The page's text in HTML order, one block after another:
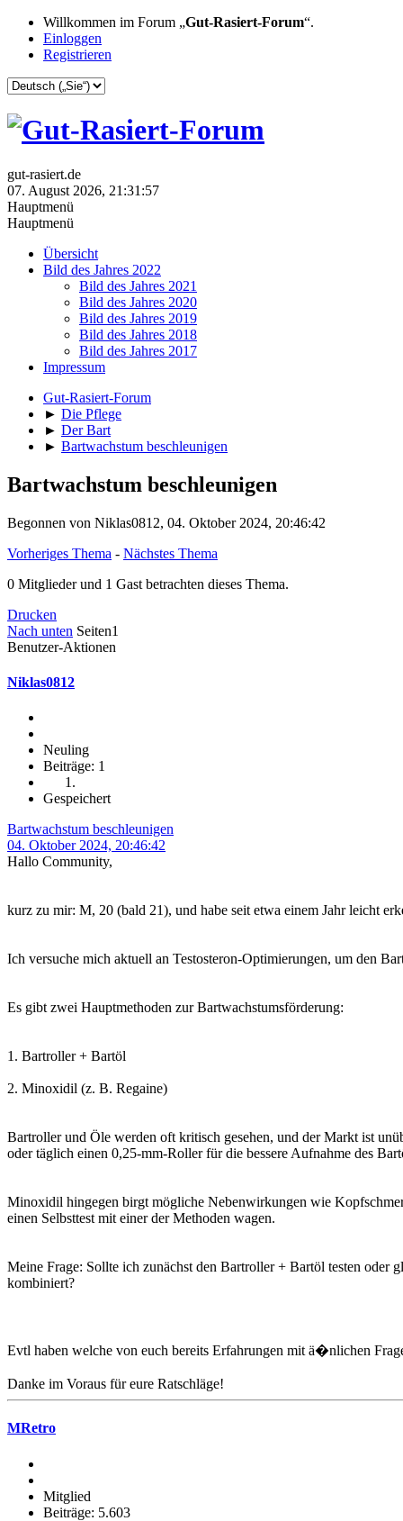
Willkommen im Forum „Gut-Rasiert-Forum“.
Einloggen
Registrieren
gut-rasiert.de
07. August 2026, 21:31:57
Hauptmenü
Hauptmenü
Übersicht
Bild des Jahres 2022
Bild des Jahres 2021
Bild des Jahres 2020
Bild des Jahres 2019
Bild des Jahres 2018
Bild des Jahres 2017
Impressum
Gut-Rasiert-Forum
► Die Pflege
► Der Bart
► Bartwachstum beschleunigen
Bartwachstum beschleunigen
Begonnen von Niklas0812, 04. Oktober 2024, 20:46:42
Vorheriges Thema - Nächstes Thema
0 Mitglieder und 1 Gast betrachten dieses Thema.
Drucken
Nach unten Seiten1
Benutzer-Aktionen
Niklas0812
Neuling
Beiträge: 1
Gespeichert
Bartwachstum beschleunigen
04. Oktober 2024, 20:46:42
Hallo Community,
kurz zu mir: M, 20 (bald 21), und habe seit etwa einem Jahr leicht
Ich versuche mich aktuell an Testosteron-Optimierungen, um den
Es gibt zwei Hauptmethoden zur Bartwachstumsförderung:
1. Bartroller + Bartöl
2. Minoxidil (z. B. Regaine)
Bartroller und Öle werden oft kritisch gesehen, und der Markt ist
oder täglich einen 0,25-mm-Roller für die bessere Aufnahme des
Minoxidil hingegen birgt mögliche Nebenwirkungen wie
einen Selbsttest mit einer der Methoden wagen.
Meine Frage: Sollte ich zunächst den Bartroller + Bartöl testen oder
kombiniert?
Evtl haben welche von euch bereits Erfahrungen mit ä�nlichen
Danke im Voraus für eure Ratschläge!
MRetro
Mitglied
Beiträge: 5.603